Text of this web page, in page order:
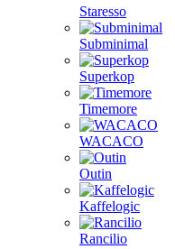
Staresso
Subminimal
Superkop
Timemore
WACACO
Outin
Kaffelogic
Rancilio